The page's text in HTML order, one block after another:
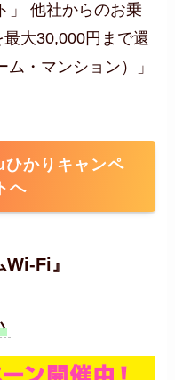
」 他社からのお乗
大30,000円まで還
・マンション）」
かりキャンペ
へ
Fi』